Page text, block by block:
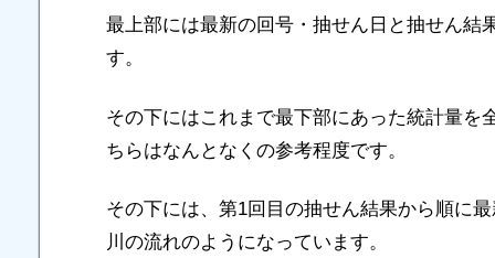
最上部には最新の回号・抽せん日と抽せん結
す。
その下にはこれまで最下部にあった統計量を
ちらはなんとなくの参考程度です。
その下には、第1回目の抽せん結果から順に
川の流れのようになっています。